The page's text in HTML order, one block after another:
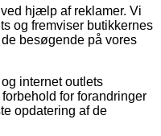
hjælp af reklamer. Vi
og fremviser butikkernes
besøgende på vores
internet outlets
for forandringer
opdatering af de